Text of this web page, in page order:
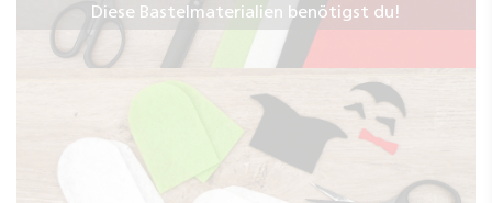
Diese Bastelmaterialien benötigst du!